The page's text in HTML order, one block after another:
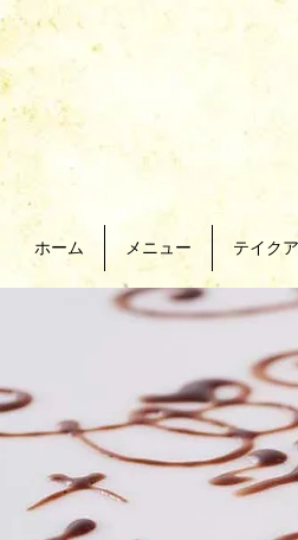
ホーム メニュー テイク